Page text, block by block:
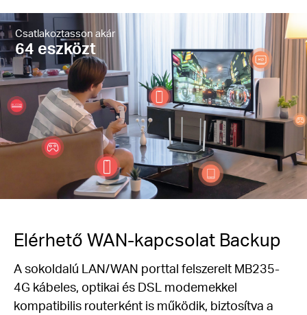
Csatlakoztasson akár
64 eszközt
Elérhető WAN-kapcsolat Backup
A sokoldalú LAN/WAN porttal felszerelt MB235-
4G kábeles, optikai és DSL modemekkel
kompatibilis routerként is működik, biztosítva a